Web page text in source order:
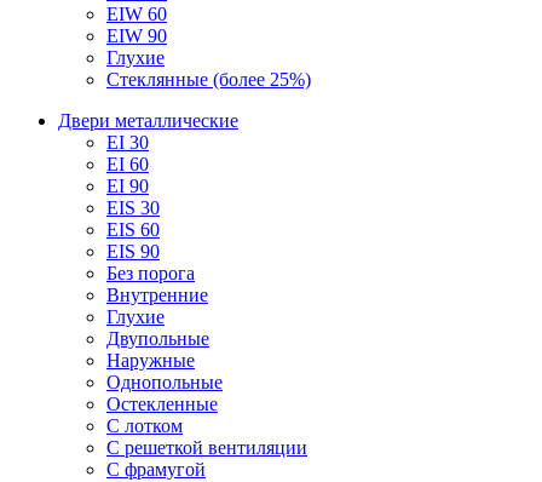
EIW 60
EIW 90
Глухие
Стеклянные (более 25%)
Двери металлические
EI 30
EI 60
EI 90
EIS 30
EIS 60
EIS 90
Без порога
Внутренние
Глухие
Двупольные
Наружные
Однопольные
Остекленные
С лотком
С решеткой вентиляции
С фрамугой